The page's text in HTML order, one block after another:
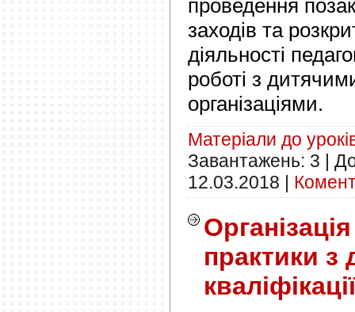
проведення
заходів та
діяльності
роботі з
організаціями.
Матеріали до
Завантажень: 3
12.03.2018
практики з